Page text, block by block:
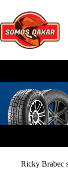
contenido
Ricky Brabec